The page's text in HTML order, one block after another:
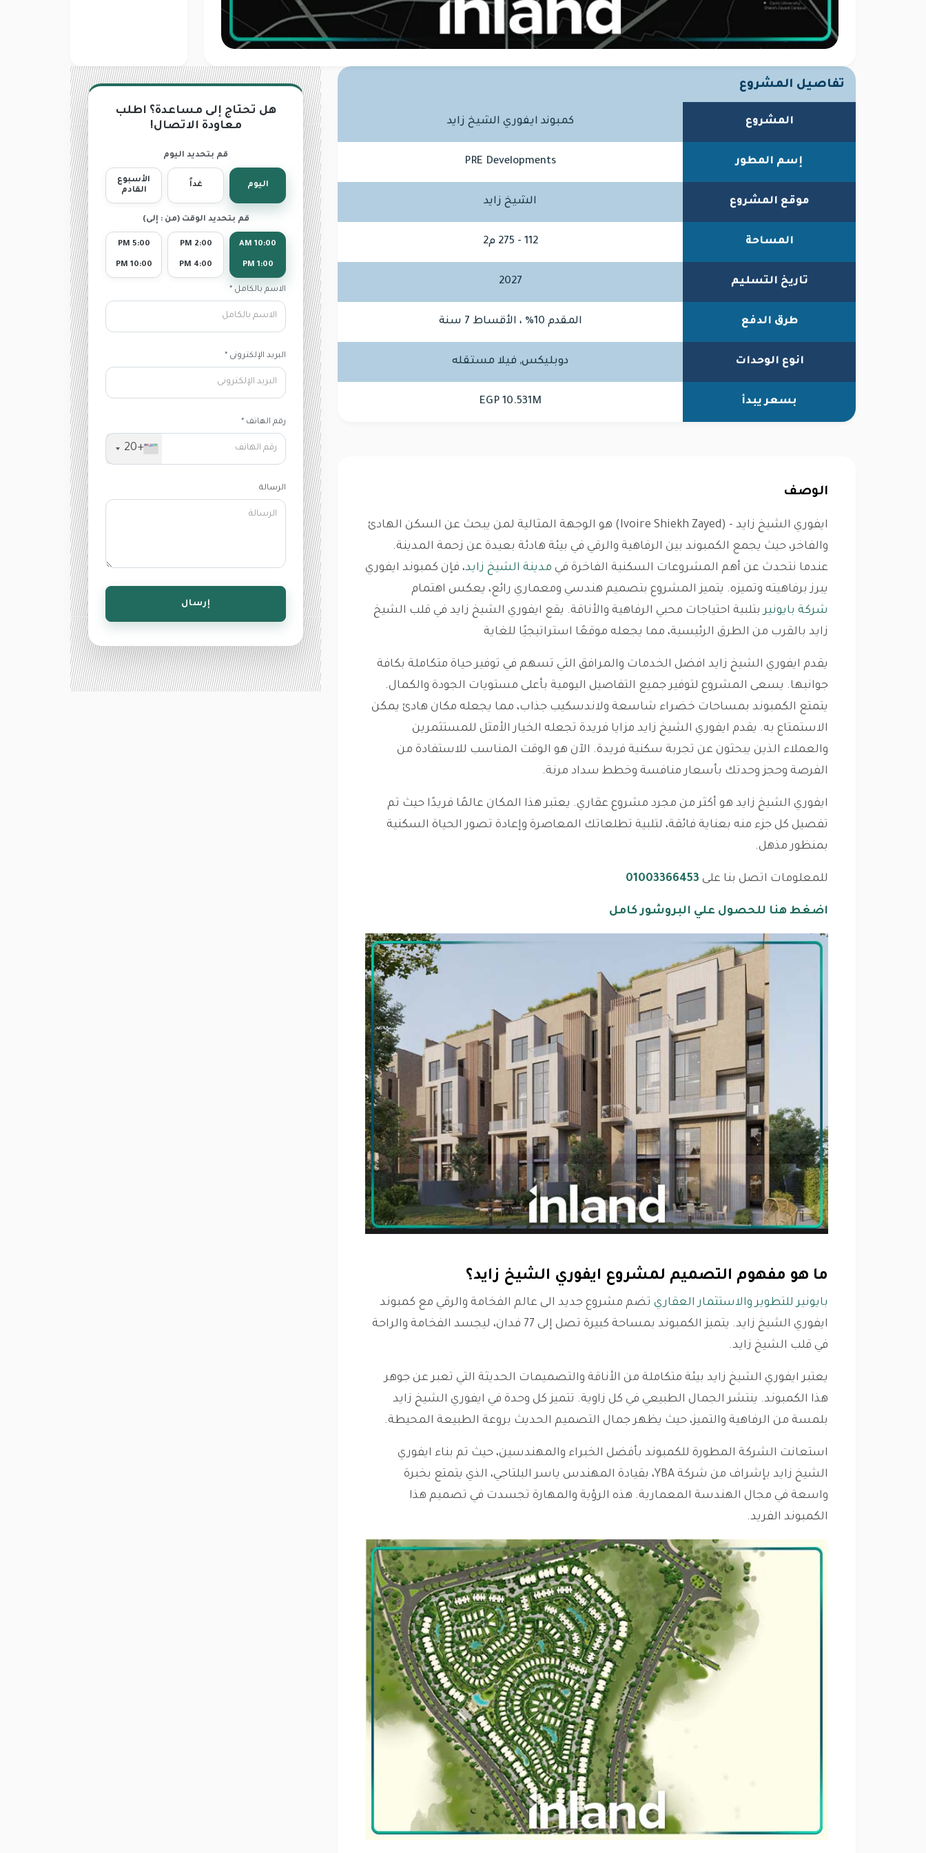
تفاصيل المشروع
المشروع كمبوند ايفوري الشيخ زايد
إسم المطور PRE Developments
موقع المشروع الشيخ زايد
المساحة 112 - 275 م2
تاريخ التسليم 2027
طرق الدفع المقدم 10% ، الأقساط 7 سنة
انوع الوحدات دوبليكس, فيلا مستقله
بسعر يبدأ EGP 10.531M
الوصف
ايفوري الشيخ زايد - (Ivoire Shiekh Zayed) هو الوجهة المثالية لمن يبحث عن السكن الهادئ
والفاخر، حيث يجمع الكمبوند بين الرفاهية والرقي في بيئة هادئة بعيدة عن زحمة المدينة.
عندما نتحدث عن أهم المشروعات السكنية الفاخرة في مدينة الشيخ زايد، فإن كمبوند ايفوري
يبرز برفاهيته وتميزه. يتميز المشروع بتصميم هندسي ومعماري رائع، يعكس اهتمام
شركة بايونيربتلبية احتياجات محبي الرفاهية والأناقة. يقع ايفوري الشيخ زايد في قلب الشيخ
زايد بالقرب من الطرق الرئيسية، مما يجعله موقعًا استراتيجيًا للغاية
يقدم ايفوري الشيخ زايد افضل الخدمات والمرافق التي تسهم في توفير حياة متكاملة بكافة
جوانبها. يسعى المشروع لتوفير جميع التفاصيل اليومية بأعلى مستويات الجودة والكمال.
يتمتع الكمبوند بمساحات خضراء شاسعة ولاندسكيب جذاب، مما يجعله مكان هادئ يمكن
الاستمتاع به. يقدم ايفوري الشيخ زايد مزايا فريدة تجعله الخيار الأمثل للمستثمرين
والعملاء الذين يبحثون عن تجربة سكنية فريدة. الآن هو الوقت المناسب للاستفادة من
الفرصة وحجز وحدتك بأسعار منافسة وخطط سداد مرنة.
ايفوري الشيخ زايد هو أكثر من مجرد مشروع عقاري. يعتبر هذا المكان عالمًا فريدًا حيث تم
تفصيل كل جزء منه بعناية فائقة، لتلبية تطلعاتك المعاصرة وإعادة تصور الحياة السكنية
بمنظور مذهل.
للمعلومات اتصل بنا على 01003366453
اضغط هنا للحصول علي البروشور كامل
ما هو مفهوم التصميم لمشروع ايفوري الشيخ زايد؟
بايونير للتطوير والاستثمار العقاري تضم مشروع جديد الى عالم الفخامة والرقي مع كمبوند
ايفوري الشيخ زايد. يتميز الكمبوند بمساحة كبيرة تصل إلى 77 فدان، ليجسد الفخامة والراحة
في قلب الشيخ زايد.
يعتبر ايفوري الشيخ زايد بيئة متكاملة من الأناقة والتصميمات الحديثة التي تعبر عن جوهر
هذا الكمبوند. ينتشر الجمال الطبيعي في كل زاوية. تتميز كل وحدة في ايفوري الشيخ زايد
بلمسة من الرفاهية والتميز، حيث يظهر جمال التصميم الحديث بروعة الطبيعة المحيطة.
استعانت الشركة المطورة للكمبوند بأفضل الخبراء والمهندسين، حيث تم بناء ايفوري
الشيخ زايد بإشراف من شركة YBA، بقيادة المهندس ياسر البلتاجي، الذي يتمتع بخبرة
واسعة في مجال الهندسة المعمارية. هذه الرؤية والمهارة تجسدت في تصميم هذا
الكمبوند الفريد.
هل تحتاج إلى مساعدة؟ اطلب
معاودة الاتصال!
قم بتحديد اليوم
اليوم غداً
الأسبوع
القادم
قم بتحديد الوقت (من : إلى)
10:00 AM
1:00 PM
2:00 PM
4:00 PM
5:00 PM
10:00 PM
الاسم بالكامل *
البريد الإلكترونى *
رقم الهاتف *
+20
الرسالة
إرسال